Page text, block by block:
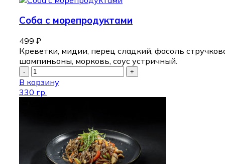
Соба с морепродуктами
499 ₽
Креветки, мидии, перец сладкий, фасоль
шампиньоны, морковь, соус устричный.
В корзину
330 гр.